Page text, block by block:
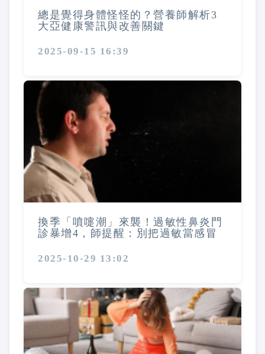
總是覺得身體怪怪的？營養師解析3
大亞健康警訊與改善關鍵
2025-09-15 16:39
換季「噴嚏潮」來襲！過敏性鼻炎門
診暴增4，師提醒：別把過敏當感冒
2025-10-29 13:02